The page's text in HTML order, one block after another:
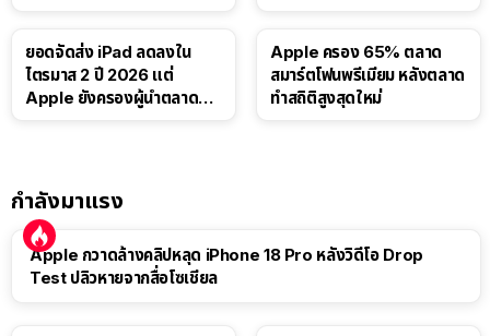
ยอดจัดส่ง iPad ลดลงใน
ไตรมาส 2 ปี 2026 แต่
Apple ยังครองผู้นำตลาด
Apple ครอง 65% ตลาด
สมาร์ตโฟนพรีเมียม หลังตลาด
ทำสถิติสูงสุดใหม่
กำลังมาแรง
Apple กวาดล้างคลิปหลุด iPhone 18 Pro หลังวิดีโอ Drop
Test ปลิวหายจากสื่อโซเชียล